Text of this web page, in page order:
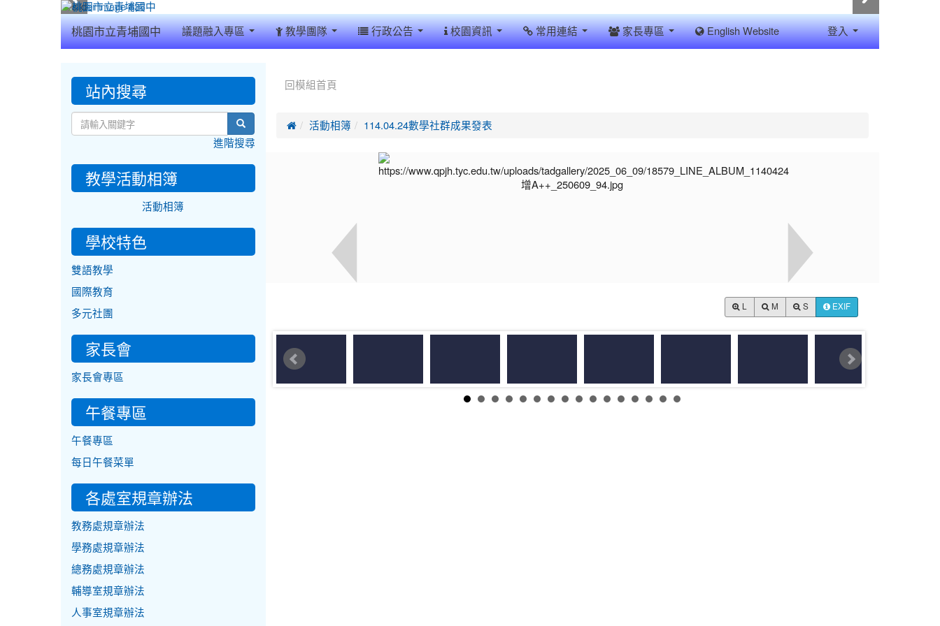
桃園市立青埔國中 議題融入專區 教學團隊 行政公告 校園資訊 常用連結 家長專區 English Website 登入
回模組首頁
 活動相簿 114.04.24數學社群成果發表
M S EXIF
::: 站內搜尋
search
進階搜尋
教學活動相簿
活動相簿
學校特色
雙語教學
國際教育
多元社團
家長會
家長會專區
午餐專區
午餐專區
每日午餐菜單
各處室規章辦法
教務處規章辦法
學務處規章辦法
總務處規章辦法
輔導室規章辦法
人事室規章辦法